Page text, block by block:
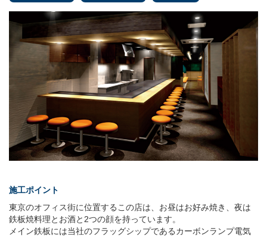
施工ポイント
東京のオフィス街に位置するこの店は、お昼はお好み焼き、夜は
鉄板焼料理とお酒と2つの顔を持っています。
メイン鉄板には当社のフラッグシップであるカーボンランプ電気